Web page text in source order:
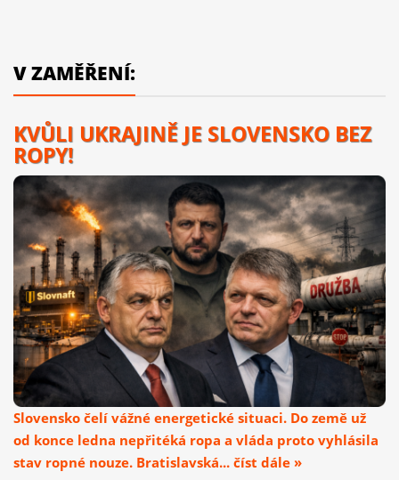
V ZAMĚŘENÍ:
KVŮLI UKRAJINĚ JE SLOVENSKO BEZ
ROPY!
Slovensko čelí vážné energetické situaci. Do země už
od konce ledna nepřitéká ropa a vláda proto vyhlásila
stav ropné nouze. Bratislavská... číst dále »